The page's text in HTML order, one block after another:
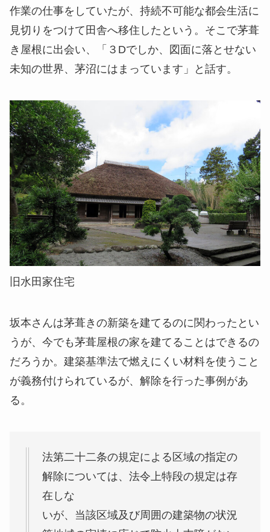
作業の仕事をしていたが、持続不可能な都会生活に
見切りをつけて田舎へ移住したという。そこで茅葺
き屋根に出会い、「３Dでしか、図面に落とせない
未知の世界、茅沼にはまっています」と話す。
旧水田家住宅
坂本さんは茅葺きの新築を建てるのに関わったとい
うが、今でも茅葺屋根の家を建てることはできるの
だろうか。建築基準法で燃えにくい材料を使うこと
が義務付けられているが、解除を行った事例があ
る。
法第二十二条の規定による区域の指定の
解除については、法令上特段の規定は存
在しな
いが、当該区域及び周囲の建築物の状況